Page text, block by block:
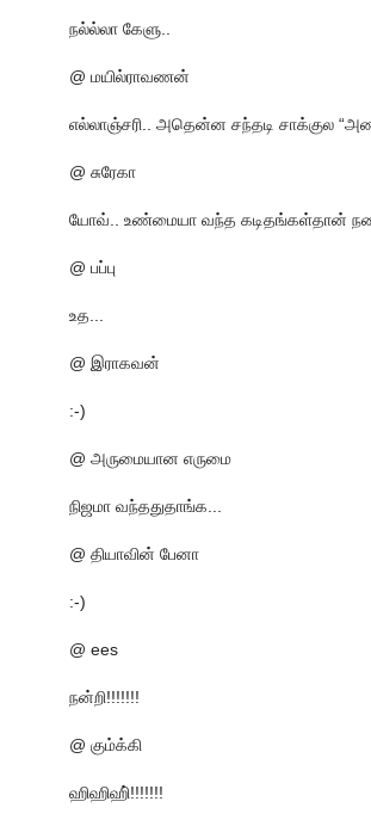
நல்ல்லா கேளு..
@ மயில்ராவணன்
எல்லாஞ்சரி.. அதென்ன சந்தடி சாக்குல
@ சுரேகா
யோவ்.. உண்மையா வந்த கடிதங்கள்தான்
@ பப்பு
உத...
@ இராகவன்
:-)
@ அருமையான எருமை
நிஜமா வந்ததுதாங்க...
@ தியாவின் பேனா
:-)
@ ees
நன்றி!!!!!!!
@ கும்க்கி
ஹிஹிஹி்!!!!!!!